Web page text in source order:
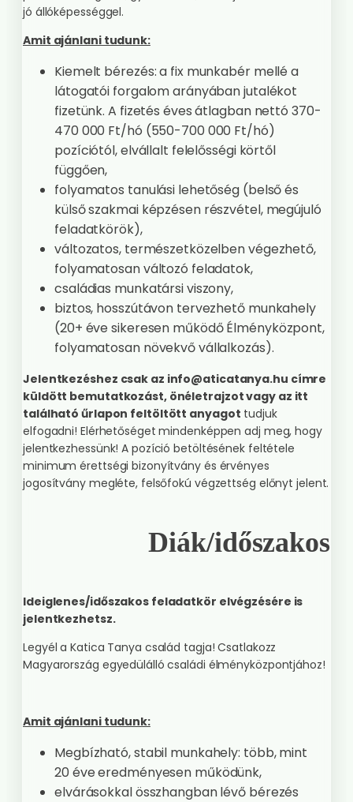
jó állóképességgel.
Amit ajánlani tudunk:
Kiemelt bérezés: a fix munkabér mellé a
látogatói forgalom arányában jutalékot
fizetünk. A fizetés éves átlagban nettó 370-
470 000 Ft/hó (550-700 000 Ft/hó)
pozíciótól, elvállalt felelősségi körtől
függően,
folyamatos tanulási lehetőség (belső és
külső szakmai képzésen részvétel, megújuló
feladatkörök),
változatos, természetközelben végezhető,
folyamatosan változó feladatok,
családias munkatársi viszony,
biztos, hosszútávon tervezhető munkahely
(20+ éve sikeresen működő Élményközpont,
folyamatosan növekvő vállalkozás).
Jelentkezéshez csak az info@aticatanya.hu címre
küldött bemutatkozást, önéletrajzot vagy az itt
található űrlapon feltöltött anyagot tudjuk
elfogadni! Elérhetőséget mindenképpen adj meg, hogy
jelentkezhessünk! A pozíció betöltésének feltétele
minimum érettségi bizonyítvány és érvényes
jogosítvány megléte, felsőfokú végzettség előnyt jelent.
Diák/időszakos
Ideiglenes/időszakos feladatkör elvégzésére is
jelentkezhetsz.
Legyél a Katica Tanya család tagja! Csatlakozz
Magyarország egyedülálló családi élményközpontjához!
Amit ajánlani tudunk:
Megbízható, stabil munkahely: több, mint
20 éve eredményesen működünk,
elvárásokkal összhangban lévő bérezés